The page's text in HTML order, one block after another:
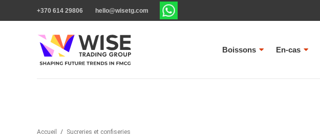
+370 614 29806 hello@wisetg.com
Boissons En-cas
Accueil / Sucreries et confiseries